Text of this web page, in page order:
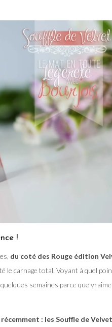
!
du coté des Rouge édition
le carnage total. Voyant à quel
semaines parce que
: les Souffle de Velvet